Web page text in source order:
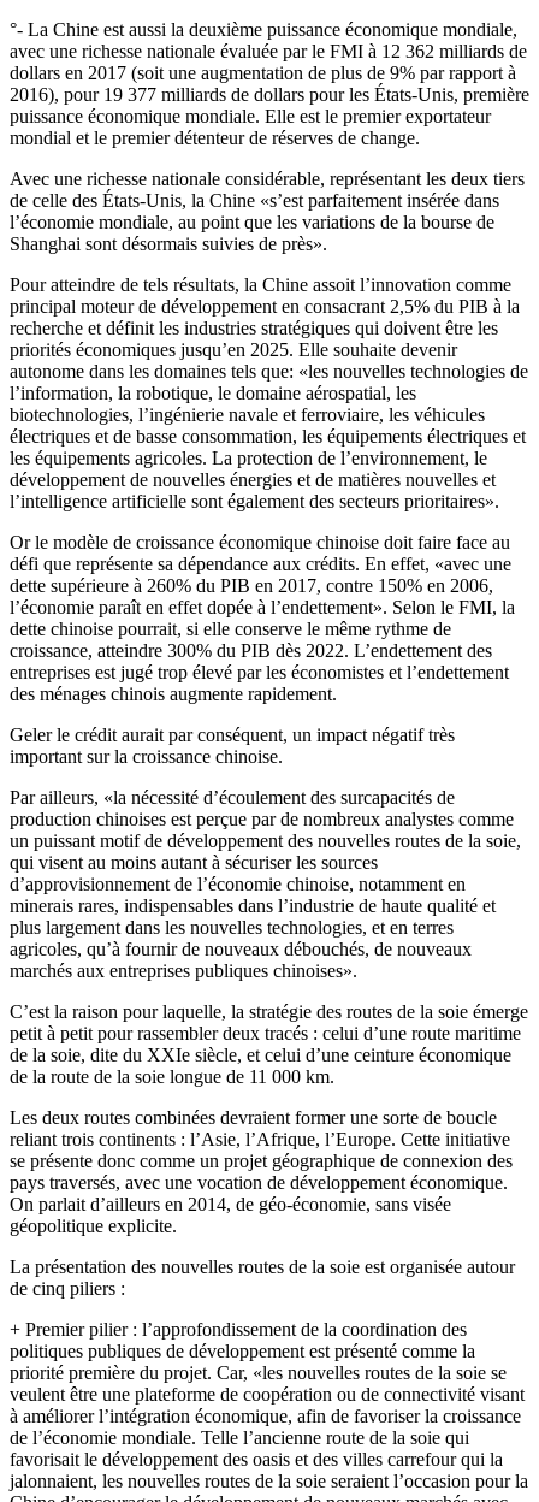
°- La Chine est aussi la deuxième puissance économique mondiale,
avec une richesse nationale évaluée par le FMI à 12 362 milliards de
dollars en 2017 (soit une augmentation de plus de 9% par rapport à
2016), pour 19 377 milliards de dollars pour les États-Unis, première
puissance économique mondiale. Elle est le premier exportateur
mondial et le premier détenteur de réserves de change.
Avec une richesse nationale considérable, représentant les deux tiers
de celle des États-Unis, la Chine «s’est parfaitement insérée dans
l’économie mondiale, au point que les variations de la bourse de
Shanghai sont désormais suivies de près».
Pour atteindre de tels résultats, la Chine assoit l’innovation comme
principal moteur de développement en consacrant 2,5% du PIB à la
recherche et définit les industries stratégiques qui doivent être les
priorités économiques jusqu’en 2025. Elle souhaite devenir
autonome dans les domaines tels que: «les nouvelles technologies de
l’information, la robotique, le domaine aérospatial, les
biotechnologies, l’ingénierie navale et ferroviaire, les véhicules
électriques et de basse consommation, les équipements électriques et
les équipements agricoles. La protection de l’environnement, le
développement de nouvelles énergies et de matières nouvelles et
l’intelligence artificielle sont également des secteurs prioritaires».
Or le modèle de croissance économique chinoise doit faire face au
défi que représente sa dépendance aux crédits. En effet, «avec une
dette supérieure à 260% du PIB en 2017, contre 150% en 2006,
l’économie paraît en effet dopée à l’endettement». Selon le FMI, la
dette chinoise pourrait, si elle conserve le même rythme de
croissance, atteindre 300% du PIB dès 2022. L’endettement des
entreprises est jugé trop élevé par les économistes et l’endettement
des ménages chinois augmente rapidement.
Geler le crédit aurait par conséquent, un impact négatif très
important sur la croissance chinoise.
Par ailleurs, «la nécessité d’écoulement des surcapacités de
production chinoises est perçue par de nombreux analystes comme
un puissant motif de développement des nouvelles routes de la soie,
qui visent au moins autant à sécuriser les sources
d’approvisionnement de l’économie chinoise, notamment en
minerais rares, indispensables dans l’industrie de haute qualité et
plus largement dans les nouvelles technologies, et en terres
agricoles, qu’à fournir de nouveaux débouchés, de nouveaux
marchés aux entreprises publiques chinoises».
C’est la raison pour laquelle, la stratégie des routes de la soie émerge
petit à petit pour rassembler deux tracés : celui d’une route maritime
de la soie, dite du XXIe siècle, et celui d’une ceinture économique
de la route de la soie longue de 11 000 km.
Les deux routes combinées devraient former une sorte de boucle
reliant trois continents : l’Asie, l’Afrique, l’Europe. Cette initiative
se présente donc comme un projet géographique de connexion des
pays traversés, avec une vocation de développement économique.
On parlait d’ailleurs en 2014, de géo-économie, sans visée
géopolitique explicite.
La présentation des nouvelles routes de la soie est organisée autour
de cinq piliers :
+ Premier pilier : l’approfondissement de la coordination des
politiques publiques de développement est présenté comme la
priorité première du projet. Car, «les nouvelles routes de la soie se
veulent être une plateforme de coopération ou de connectivité visant
à améliorer l’intégration économique, afin de favoriser la croissance
de l’économie mondiale. Telle l’ancienne route de la soie qui
favorisait le développement des oasis et des villes carrefour qui la
jalonnaient, les nouvelles routes de la soie seraient l’occasion pour la